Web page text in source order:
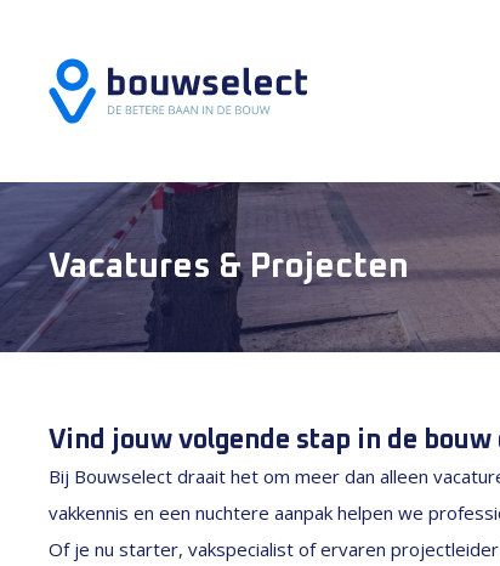
Vacatures & Projecten
Vind jouw volgende stap in de
Bij Bouwselect draait het om meer dan alleen
vakkennis en een nuchtere aanpak helpen we
Of je nu starter, vakspecialist of ervaren